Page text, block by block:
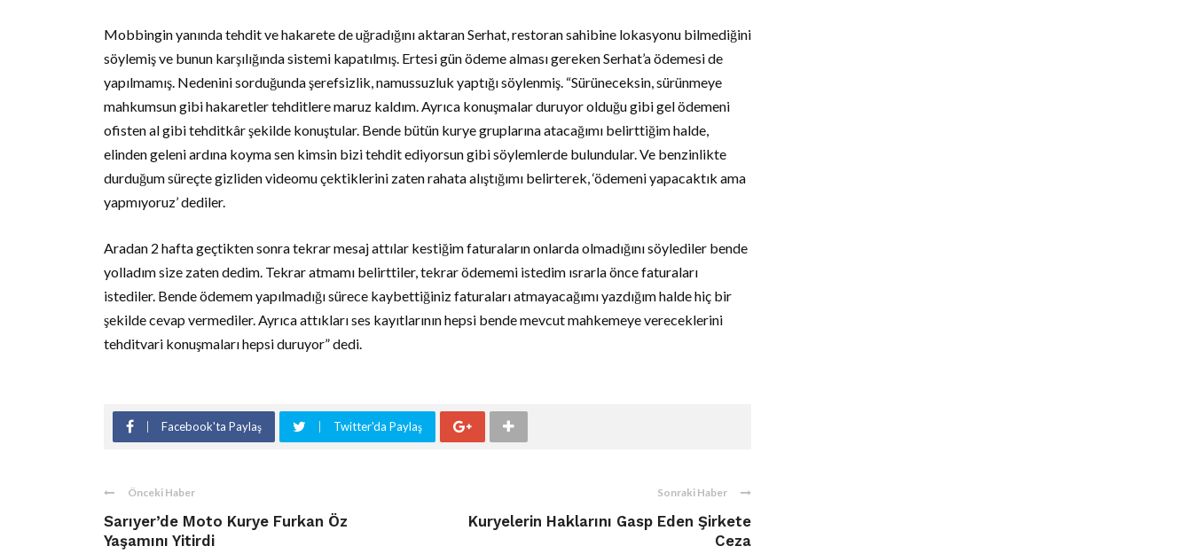
Mobbingin yanında tehdit ve hakarete de uğradığını aktaran Serhat, restoran sahibine lokasyonu bilmediğini
söylemiş ve bunun karşılığında sistemi kapatılmış. Ertesi gün ödeme alması gereken Serhat’a ödemesi de
yapılmamış. Nedenini sorduğunda şerefsizlik, namussuzluk yaptığı söylenmiş. “Sürüneceksin, sürünmeye
mahkumsun gibi hakaretler tehditlere maruz kaldım. Ayrıca konuşmalar duruyor olduğu gibi gel ödemeni
ofisten al gibi tehditkâr şekilde konuştular. Bende bütün kurye gruplarına atacağımı belirttiğim halde,
elinden geleni ardına koyma sen kimsin bizi tehdit ediyorsun gibi söylemlerde bulundular. Ve benzinlikte
durduğum süreçte gizliden videomu çektiklerini zaten rahata alıştığımı belirterek, ‘ödemeni yapacaktık ama
yapmıyoruz’ dediler.
Aradan 2 hafta geçtikten sonra tekrar mesaj attılar kestiğim faturaların onlarda olmadığını söylediler bende
yolladım size zaten dedim. Tekrar atmamı belirttiler, tekrar ödememi istedim ısrarla önce faturaları
istediler. Bende ödemem yapılmadığı sürece kaybettiğiniz faturaları atmayacağımı yazdığım halde hiç bir
şekilde cevap vermediler. Ayrıca attıkları ses kayıtlarının hepsi bende mevcut mahkemeye vereceklerini
tehditvari konuşmaları hepsi duruyor” dedi.
Facebook'ta Paylaş Twitter'da Paylaş
Önceki Haber
Sarıyer’de Moto Kurye Furkan Öz
Yaşamını Yitirdi
Sonraki Haber
Kuryelerin Haklarını Gasp Eden Şirkete
Ceza